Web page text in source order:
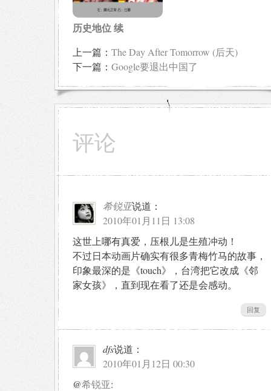
历史地位 续
上一篇： The Day After Tomorrow (后天)
下一篇： Google要退出中国了
评论
希锐亚说道：
2010年01月11日 13:08
这世上哪有真爱，压根儿是生殖冲动！
不过日本动画片确实有很多青梅竹马的故事，
印象最深的是《touch》，台湾把它改成《邻
家女孩》，直到现在看了还是会感动。
回复
dfs说道：
2010年01月12日 00:30
@希锐亚: